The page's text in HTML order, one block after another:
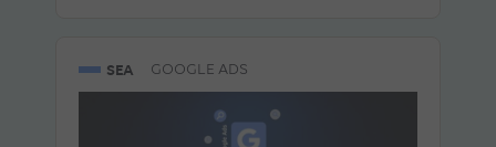
SEA GOOGLE ADS